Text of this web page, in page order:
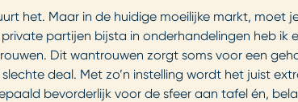
het. Maar in de huidige moeilijke markt, moet
private partijen bijsta in onderhandelingen heb
Dit wantrouwen zorgt soms voor een
deal. Met zo’n instelling wordt het juist
bevorderlijk voor de sfeer aan tafel én,